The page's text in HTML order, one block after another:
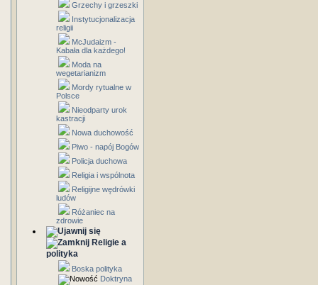
Grzechy i grzeszki
Instytucjonalizacja
religii
McJudaizm -
Kabała dla każdego!
Moda na
wegetarianizm
Mordy rytualne w
Polsce
Nieodparty urok
kastracji
Nowa duchowość
Piwo - napój Bogów
Policja duchowa
Religia i wspólnota
Religijne wędrówki
ludów
Różaniec na
zdrowie
Religie a
polityka
Boska polityka
Doktryna